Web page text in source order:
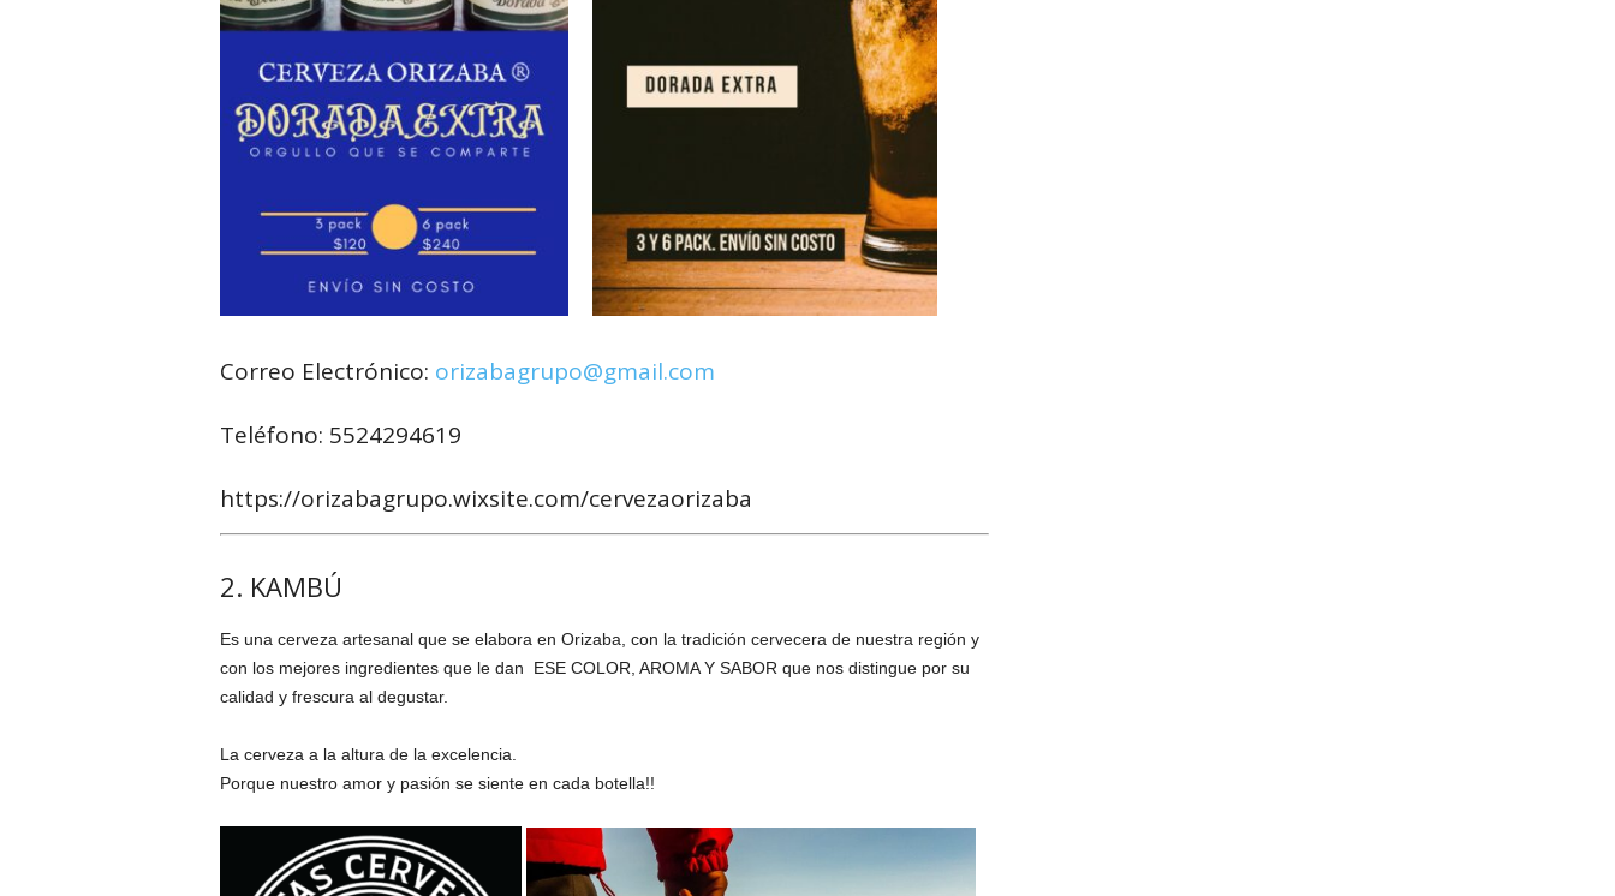
Correo Electrónico: orizabagrupo@gmail.com
Teléfono: 5524294619
https://orizabagrupo.wixsite.com/cervezaorizaba
2. KAMBÚ
Es una cerveza artesanal que se elabora en Orizaba, con la tradición cervecera de nuestra región y
con los mejores ingredientes que le dan ESE COLOR, AROMA Y SABOR que nos distingue por su
calidad y frescura al degustar.
La cerveza a la altura de la excelencia.
Porque nuestro amor y pasión se siente en cada botella!!